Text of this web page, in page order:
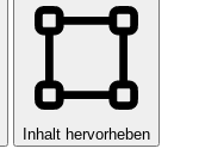
Inhalt hervorheben